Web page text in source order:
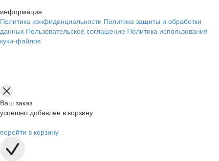
информация
Политика конфиденциальности Политика защиты и обработки
данных Пользовательское соглашение Политика использования
куки-файлов
Ваш заказ
успешно добавлен в корзину
перейти в корзину